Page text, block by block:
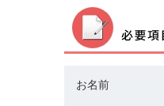
お名前